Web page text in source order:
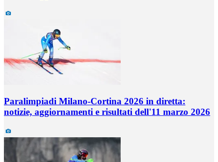
Paralimpiadi Milano-Cortina 2026 in diretta:
notizie, aggiornamenti e risultati dell'11 marzo 2026